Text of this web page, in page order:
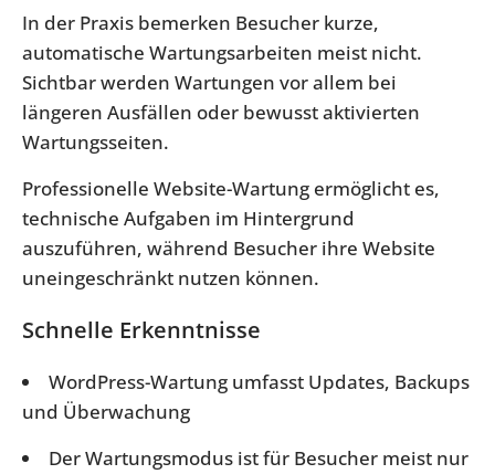
In der Praxis bemerken Besucher kurze,
automatische Wartungsarbeiten meist nicht.
Sichtbar werden Wartungen vor allem bei
längeren Ausfällen oder bewusst aktivierten
Wartungsseiten.
Professionelle Website-Wartung ermöglicht es,
technische Aufgaben im Hintergrund
auszuführen, während Besucher ihre Website
uneingeschränkt nutzen können.
Schnelle Erkenntnisse
WordPress-Wartung umfasst Updates, Backups
und Überwachung
Der Wartungsmodus ist für Besucher meist nur